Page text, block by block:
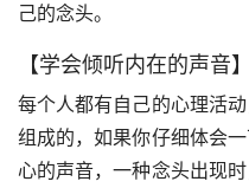
己的念头。
【学会倾听内在的声音】
每个人都有自己的心理活
组成的，如果你仔细体会
心的声音，一种念头出现